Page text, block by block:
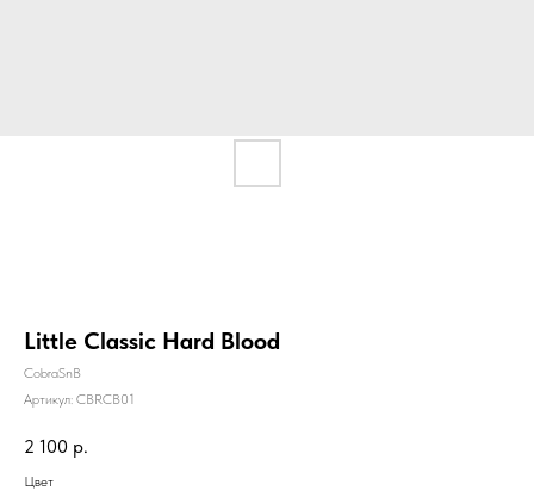
Little Classic Hard Blood
CobraSnB
Артикул: CBRCB01
2 100 р.
Цвет